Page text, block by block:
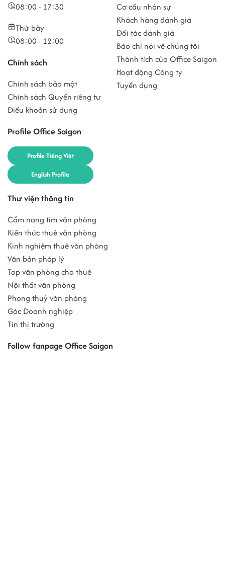
08:00 - 17:30
Thứ bảy
08:00 - 12:00
Chính sách
Chính sách bảo mật
Chính sách Quyền riêng tư
Điều khoản sử dụng
Profile Office Saigon
Profile Tiếng Việt
English Profile
Cơ cấu nhân sự
Khách hàng đánh giá
Đối tác đánh giá
Báo chí nói về chúng tôi
Thành tích của Office Saigon
Hoạt động Công ty
Tuyển dụng
Thư viện thông tin
Cẩm nang tìm văn phòng
Kiến thức thuê văn phòng
Kinh nghiệm thuê văn phòng
Văn bản pháp lý
Top văn phòng cho thuê
Nội thất văn phòng
Phong thuỷ văn phòng
Góc Doanh nghiệp
Tin thị trường
Follow fanpage Office Saigon